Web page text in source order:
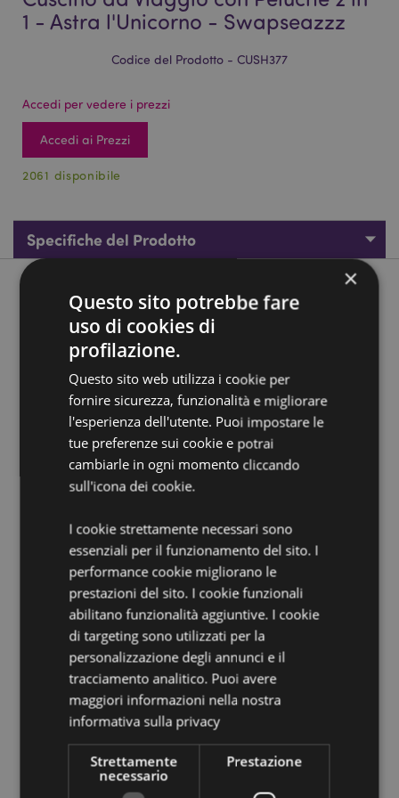
1 - Astra l'Unicorno - Swapseazzz
Codice del Prodotto - CUSH377
Accedi per vedere i prezzi
Accedi ai Prezzi
2061 disponibile
Specifiche del Prodotto
Descrizione del Prodotto
Cuscino da Viaggio con Peluche 2 in 1 - Astra l'Unicorno -
Swapseazzz
Materiali:95% Poliestere, 5% Spandex ed Imbottitura
in Polistirolo
Informazioni sul Prodotto: Apri la zip e rigira il peluche
per ottenere un cuscino da viaggio a forma di ferro di
cavallo.
Vuoi informazioni su come inoltrare un ordine
utilizzando il sito internet di Puckator? Leggi la nostra
guida all'acquisto.
Dettagli del Prodotto
Aggiuntive
Altezza 34cm Larghezza 26cm Profondità
18cm Cuscino per il collo 30x32x10cm
5055071793837
20
No
×
Questo sito potrebbe fare
uso di cookies di
profilazione.
Questo sito web utilizza i cookie per
fornire sicurezza, funzionalità e migliorare
l'esperienza dell'utente. Puoi impostare le
tue preferenze sui cookie e potrai
cambiarle in ogni momento cliccando
sull'icona dei cookie.
I cookie strettamente necessari sono
essenziali per il funzionamento del sito. I
performance cookie migliorano le
prestazioni del sito. I cookie funzionali
abilitano funzionalità aggiuntive. I cookie
di targeting sono utilizzati per la
personalizzazione degli annunci e il
tracciamento analitico. Puoi avere
maggiori informazioni nella nostra
informativa sulla privacy
Strettamente
necessario
Prestazione